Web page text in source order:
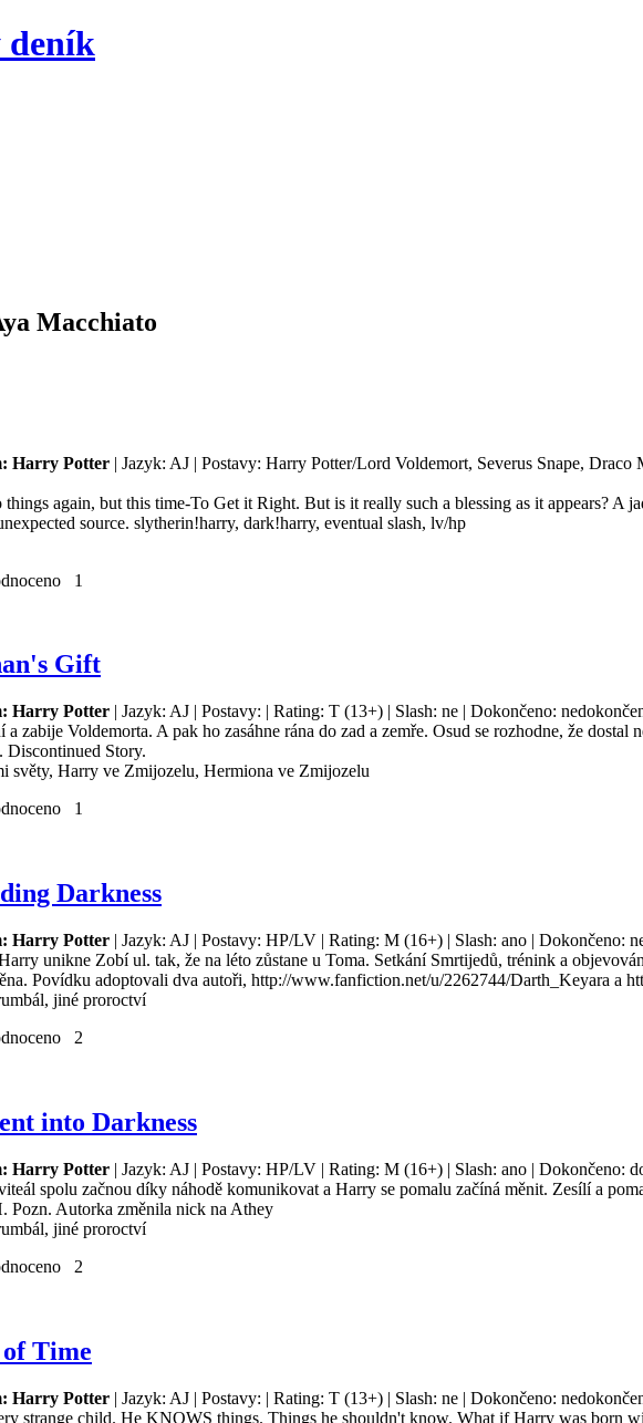
deník
Macchiato
Harry Potter | Jazyk: AJ | Postavy: Harry Potter/Lord Voldemort, Severus Snape,
again, but this time-To Get it Right. But is it really such a blessing as it appears? A
source. slytherin!harry, dark!harry, eventual slash, lv/hp
1
Gift
Harry Potter | Jazyk: AJ | Postavy: | Rating: T (13+) | Slash: ne | Dokončeno:
zabije Voldemorta. A pak ho zasáhne rána do zad a zemře. Osud se rozhodne, že
Discontinued Story.
světy, Harry ve Zmijozelu, Hermiona ve Zmijozelu
1
Darkness
Harry Potter | Jazyk: AJ | Postavy: HP/LV | Rating: M (16+) | Slash: ano | Dokončeno:
unikne Zobí ul. tak, že na léto zůstane u Toma. Setkání Smrtijedů, trénink a
Povídku adoptovali dva autoři, http://www.fanfiction.net/u/2262744/Darth_Keyara a
jiné proroctví
2
into Darkness
Harry Potter | Jazyk: AJ | Postavy: HP/LV | Rating: M (16+) | Slash: ano | Dokončeno:
spolu začnou díky náhodě komunikovat a Harry se pomalu začíná měnit. Zesílí a
Autorka změnila nick na Athey
jiné proroctví
2
Time
Harry Potter | Jazyk: AJ | Postavy: | Rating: T (13+) | Slash: ne | Dokončeno:
strange child. He KNOWS things. Things he shouldn't know. What if Harry was born